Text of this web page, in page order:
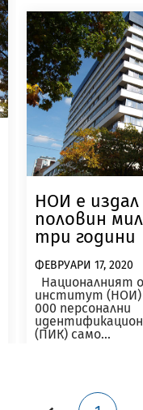
НОИ е
половин
три години
ФЕВРУАРИ 17, 2020
Националният
институт (НОИ)
000 персонални
(ПИК) само...